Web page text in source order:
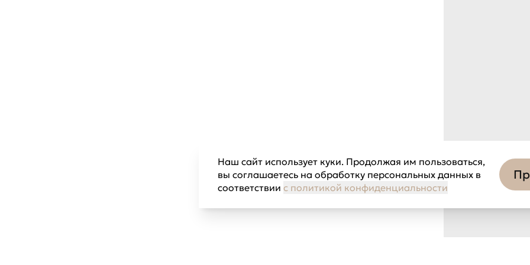
Наш сайт использует куки. Продолжая им пользоваться,
вы соглашаетесь на обработку персональных данных в
соответствии с политикой конфиденциальности